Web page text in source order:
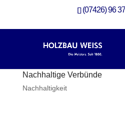
(07426) 96
Nachhaltige Verbünde
Nachhaltigkeit